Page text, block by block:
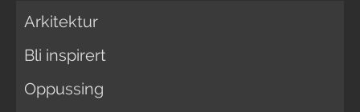
Arkitektur
Bli inspirert
Oppussing